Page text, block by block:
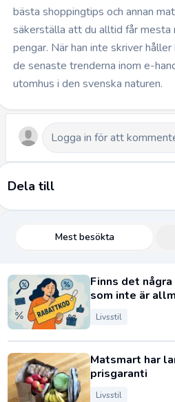
bästa shoppingtips och annan
säkerställa att du alltid får mesta
pengar. När han inte skriver
de senaste trenderna inom e-
utomhus i den svenska naturen.
Dela till
Mest besökta
Finns det
som inte är
Livsstil
Matsmart har
prisgaranti
Livsstil